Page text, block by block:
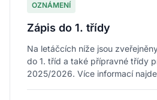
OZNÁMENÍ
Zápis do 1. třídy
Na letáčcích níže jsou
do 1. tříd a také přípravné třídy
2025/2026. Více informací